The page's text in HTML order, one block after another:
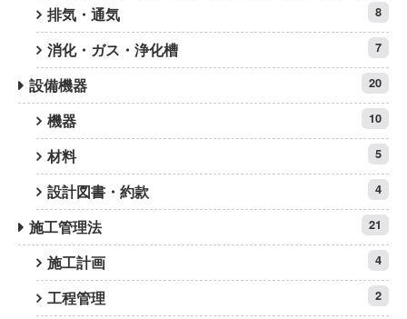
排気・通気 8
消化・ガス・浄化槽 7
設備機器 20
機器 10
材料 5
設計図書・約款 4
施工管理法 21
施工計画 4
工程管理 2